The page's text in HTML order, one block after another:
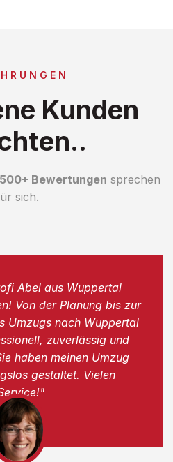
Kunden
Bewertungen sprechen
sich.
Abel aus Wuppertal
Von der Planung bis zur
Umzugs nach Wuppertal
zuverlässig und
haben meinen Umzug
gestaltet. Vielen